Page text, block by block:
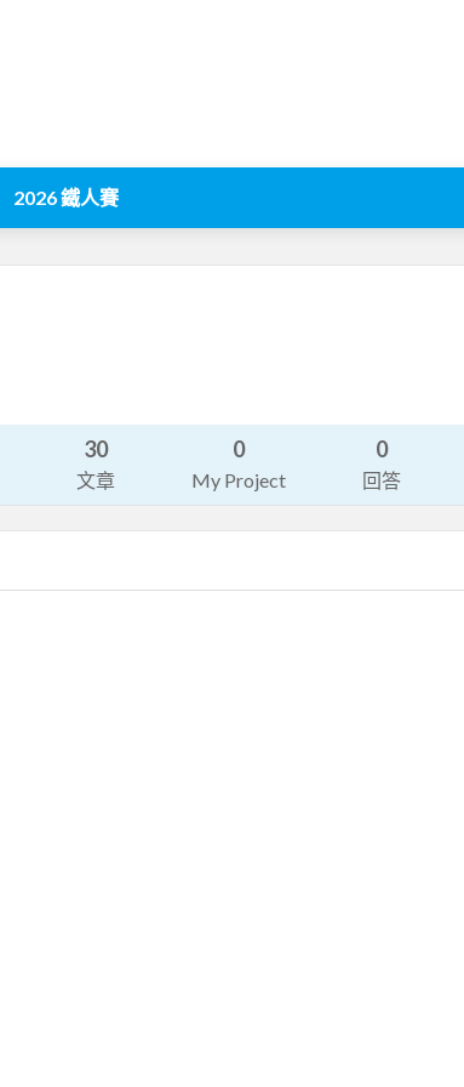
2026 鐵人賽
30
文章
0
My Project
0
回答